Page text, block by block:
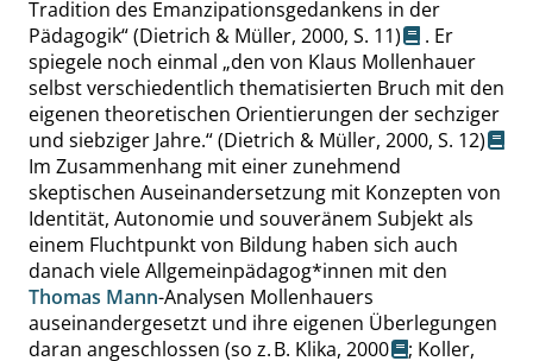
Tradition des Emanzipationsgedankens in der
Pädagogik“(Dietrich & Müller, 2000, S. 11)
. Er
spiegele noch einmal „den von Klaus Mollenhauer
selbst verschiedentlich thematisierten Bruch mit den
eigenen theoretischen Orientierungen der sechziger
und siebziger Jahre.“(Dietrich & Müller, 2000, S. 12)
Im Zusammenhang mit einer zunehmend
skeptischen Auseinandersetzung mit Konzepten von
Identität, Autonomie und souveränem Subjekt als
einem Fluchtpunkt von Bildung haben sich auch
danach viele Allgemeinpädagog*innen mit den
Thomas Mann-Analysen Mollenhauers
auseinandergesetzt und ihre eigenen Überlegungen
daran angeschlossen (so z. B. Klika, 2000 ; Koller,